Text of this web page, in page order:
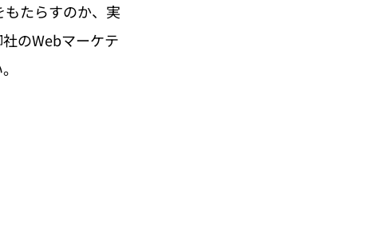
たらすのか、実
のWebマーケテ